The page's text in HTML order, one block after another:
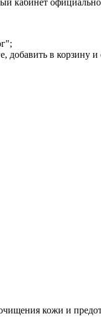
кабинет
добавить в корзину и
кожи и